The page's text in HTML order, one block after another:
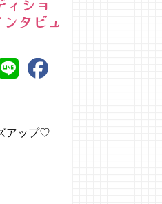
ショ
タビュ
ズアップ♡